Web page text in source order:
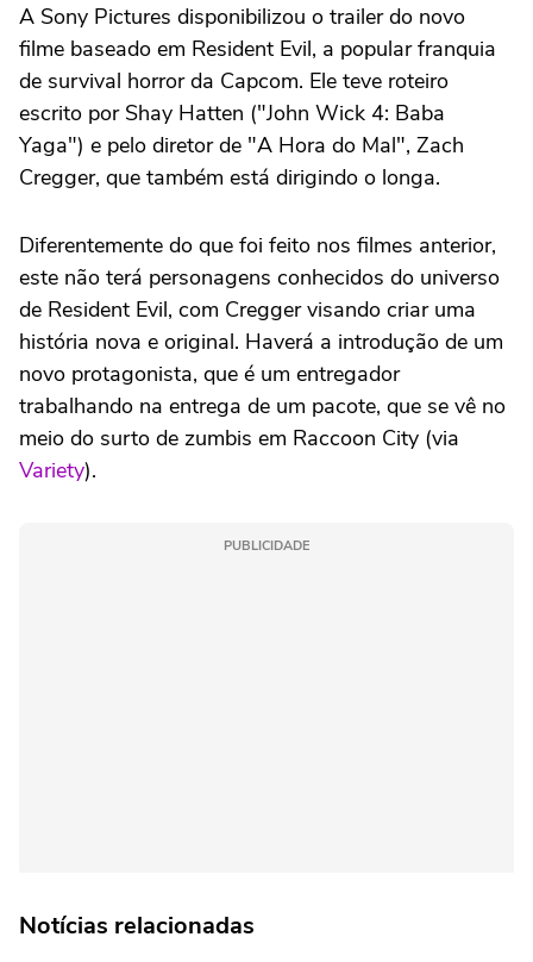
A Sony Pictures disponibilizou o trailer do novo
filme baseado em Resident Evil, a popular franquia
de survival horror da Capcom. Ele teve roteiro
escrito por Shay Hatten ("John Wick 4: Baba
Yaga") e pelo diretor de "A Hora do Mal", Zach
Cregger, que também está dirigindo o longa.
Diferentemente do que foi feito nos filmes anterior,
este não terá personagens conhecidos do universo
de Resident Evil, com Cregger visando criar uma
história nova e original. Haverá a introdução de um
novo protagonista, que é um entregador
trabalhando na entrega de um pacote, que se vê no
meio do surto de zumbis em Raccoon City (via
Variety).
PUBLICIDADE
Notícias relacionadas